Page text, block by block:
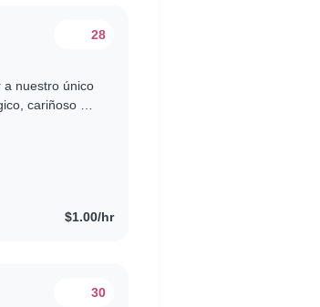
28
a nuestro único
cariñoso y
$1.00/hr
30